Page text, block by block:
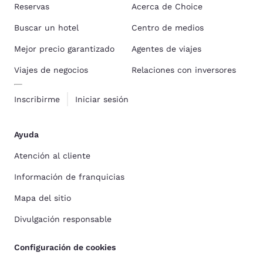
Reservas
Buscar un hotel
Mejor precio garantizado
Viajes de negocios
Inscribirme Iniciar sesión
Acerca de Choice
Centro de medios
Agentes de viajes
Relaciones con inversores
Ayuda
Atención al cliente
Información de franquicias
Mapa del sitio
Divulgación responsable
Configuración de cookies